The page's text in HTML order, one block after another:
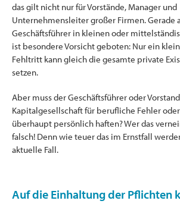
das gilt nicht nur für Vorstände, Manager und
Unternehmensleiter großer Firmen. Gerade
Geschäftsführer in kleinen oder
ist besondere Vorsicht geboten: Nur ein
Fehltritt kann gleich die gesamte private
setzen.
Aber muss der Geschäftsführer oder
Kapitalgesellschaft für berufliche Fehler
überhaupt persönlich haften? Wer das
falsch! Denn wie teuer das im Ernstfall
aktuelle Fall.
Auf die Einhaltung der Pflichten